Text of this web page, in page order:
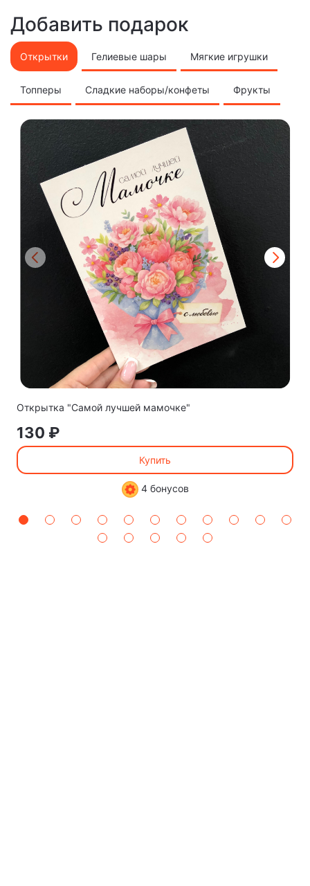
Добавить подарок
Открытки Гелиевые шары Мягкие игрушки
Топперы Сладкие наборы/конфеты Фрукты
Открытка "Самой лучшей мамочке"
130 ₽
Купить
4 бонусов